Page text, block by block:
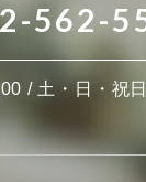
562-
/ 土・日・祝